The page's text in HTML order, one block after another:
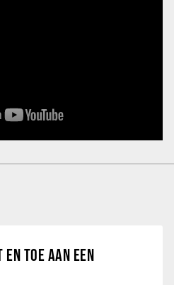
EN TOE AAN EEN